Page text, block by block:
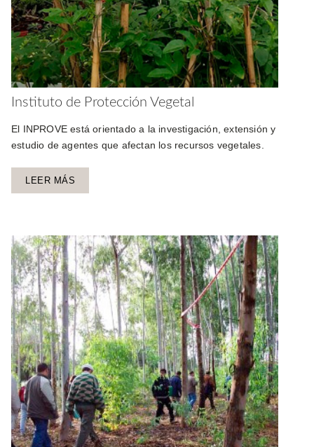
Instituto de Protección Vegetal
El INPROVE está orientado a la investigación, extensión y
estudio de agentes que afectan los recursos vegetales.
LEER MÁS